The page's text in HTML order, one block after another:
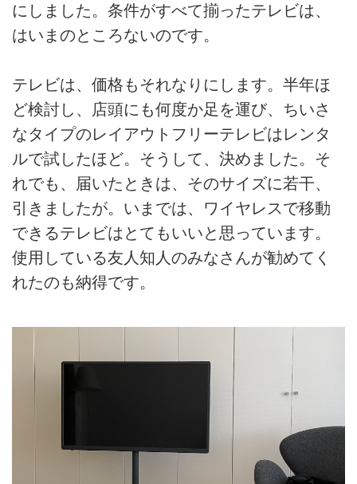
にしました。条件がすべて揃ったテレビは、
はいまのところないのです。
テレビは、価格もそれなりにします。半年ほ
ど検討し、店頭にも何度か足を運び、ちいさ
なタイプのレイアウトフリーテレビはレンタ
ルで試したほど。そうして、決めました。そ
れでも、届いたときは、そのサイズに若干、
引きましたが。いまでは、ワイヤレスで移動
できるテレビはとてもいいと思っています。
使用している友人知人のみなさんが勧めてく
れたのも納得です。